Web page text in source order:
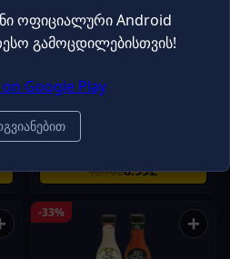
პომიდვრის სოუსი / ბელა კონტადინა /
13.70₾8.99₾
-33% +
ოფიციალური Android
გამოცდილებისთვის!